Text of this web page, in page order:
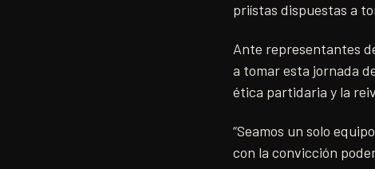
priístas dispuestas a
Ante representantes
a tomar esta jornada
ética partidaria y la
“Seamos un solo
con la convicción